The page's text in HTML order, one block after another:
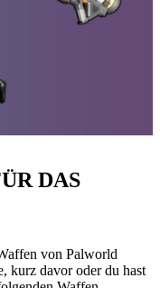
DAS
von Palworld
kurz davor oder du hast